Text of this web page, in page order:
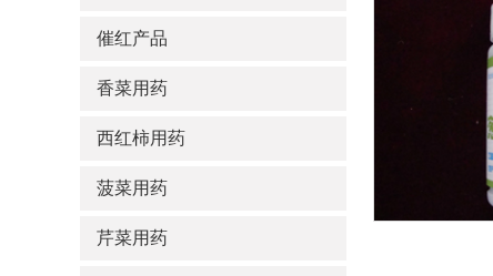
催红产品
香菜用药
西红柿用药
菠菜用药
芹菜用药